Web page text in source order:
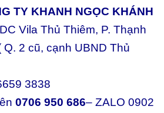
TY KHANH NGỌC KHÁNH
Vila Thủ Thiêm, P. Thạnh
2 cũ, cạnh UBND Thủ
3838
0706 950 686– ZALO 0902